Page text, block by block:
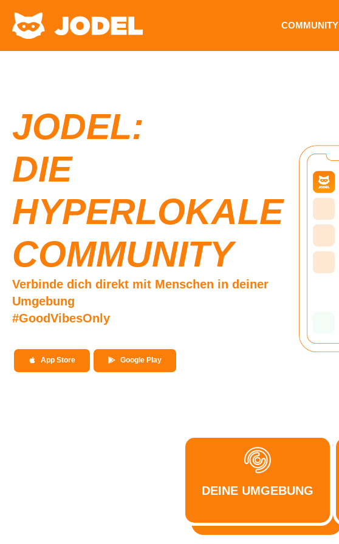
COMMUNITY
JODEL:
DIE
HYPERLOKALE
COMMUNITY​
Verbinde dich direkt mit Menschen in deiner
Umgebung
#GoodVibesOnly
App Store Google Play
DEINE UMGEBUNG